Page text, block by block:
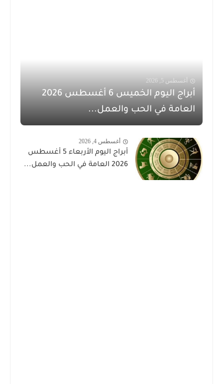
أغسطس 5, 2026
أبراج اليوم الخميس 6 أغسطس 2026
العامة في الحب والعمل...
أغسطس 4, 2026
أبراج اليوم الأربعاء 5 أغسطس
2026 العامة في الحب والعمل...